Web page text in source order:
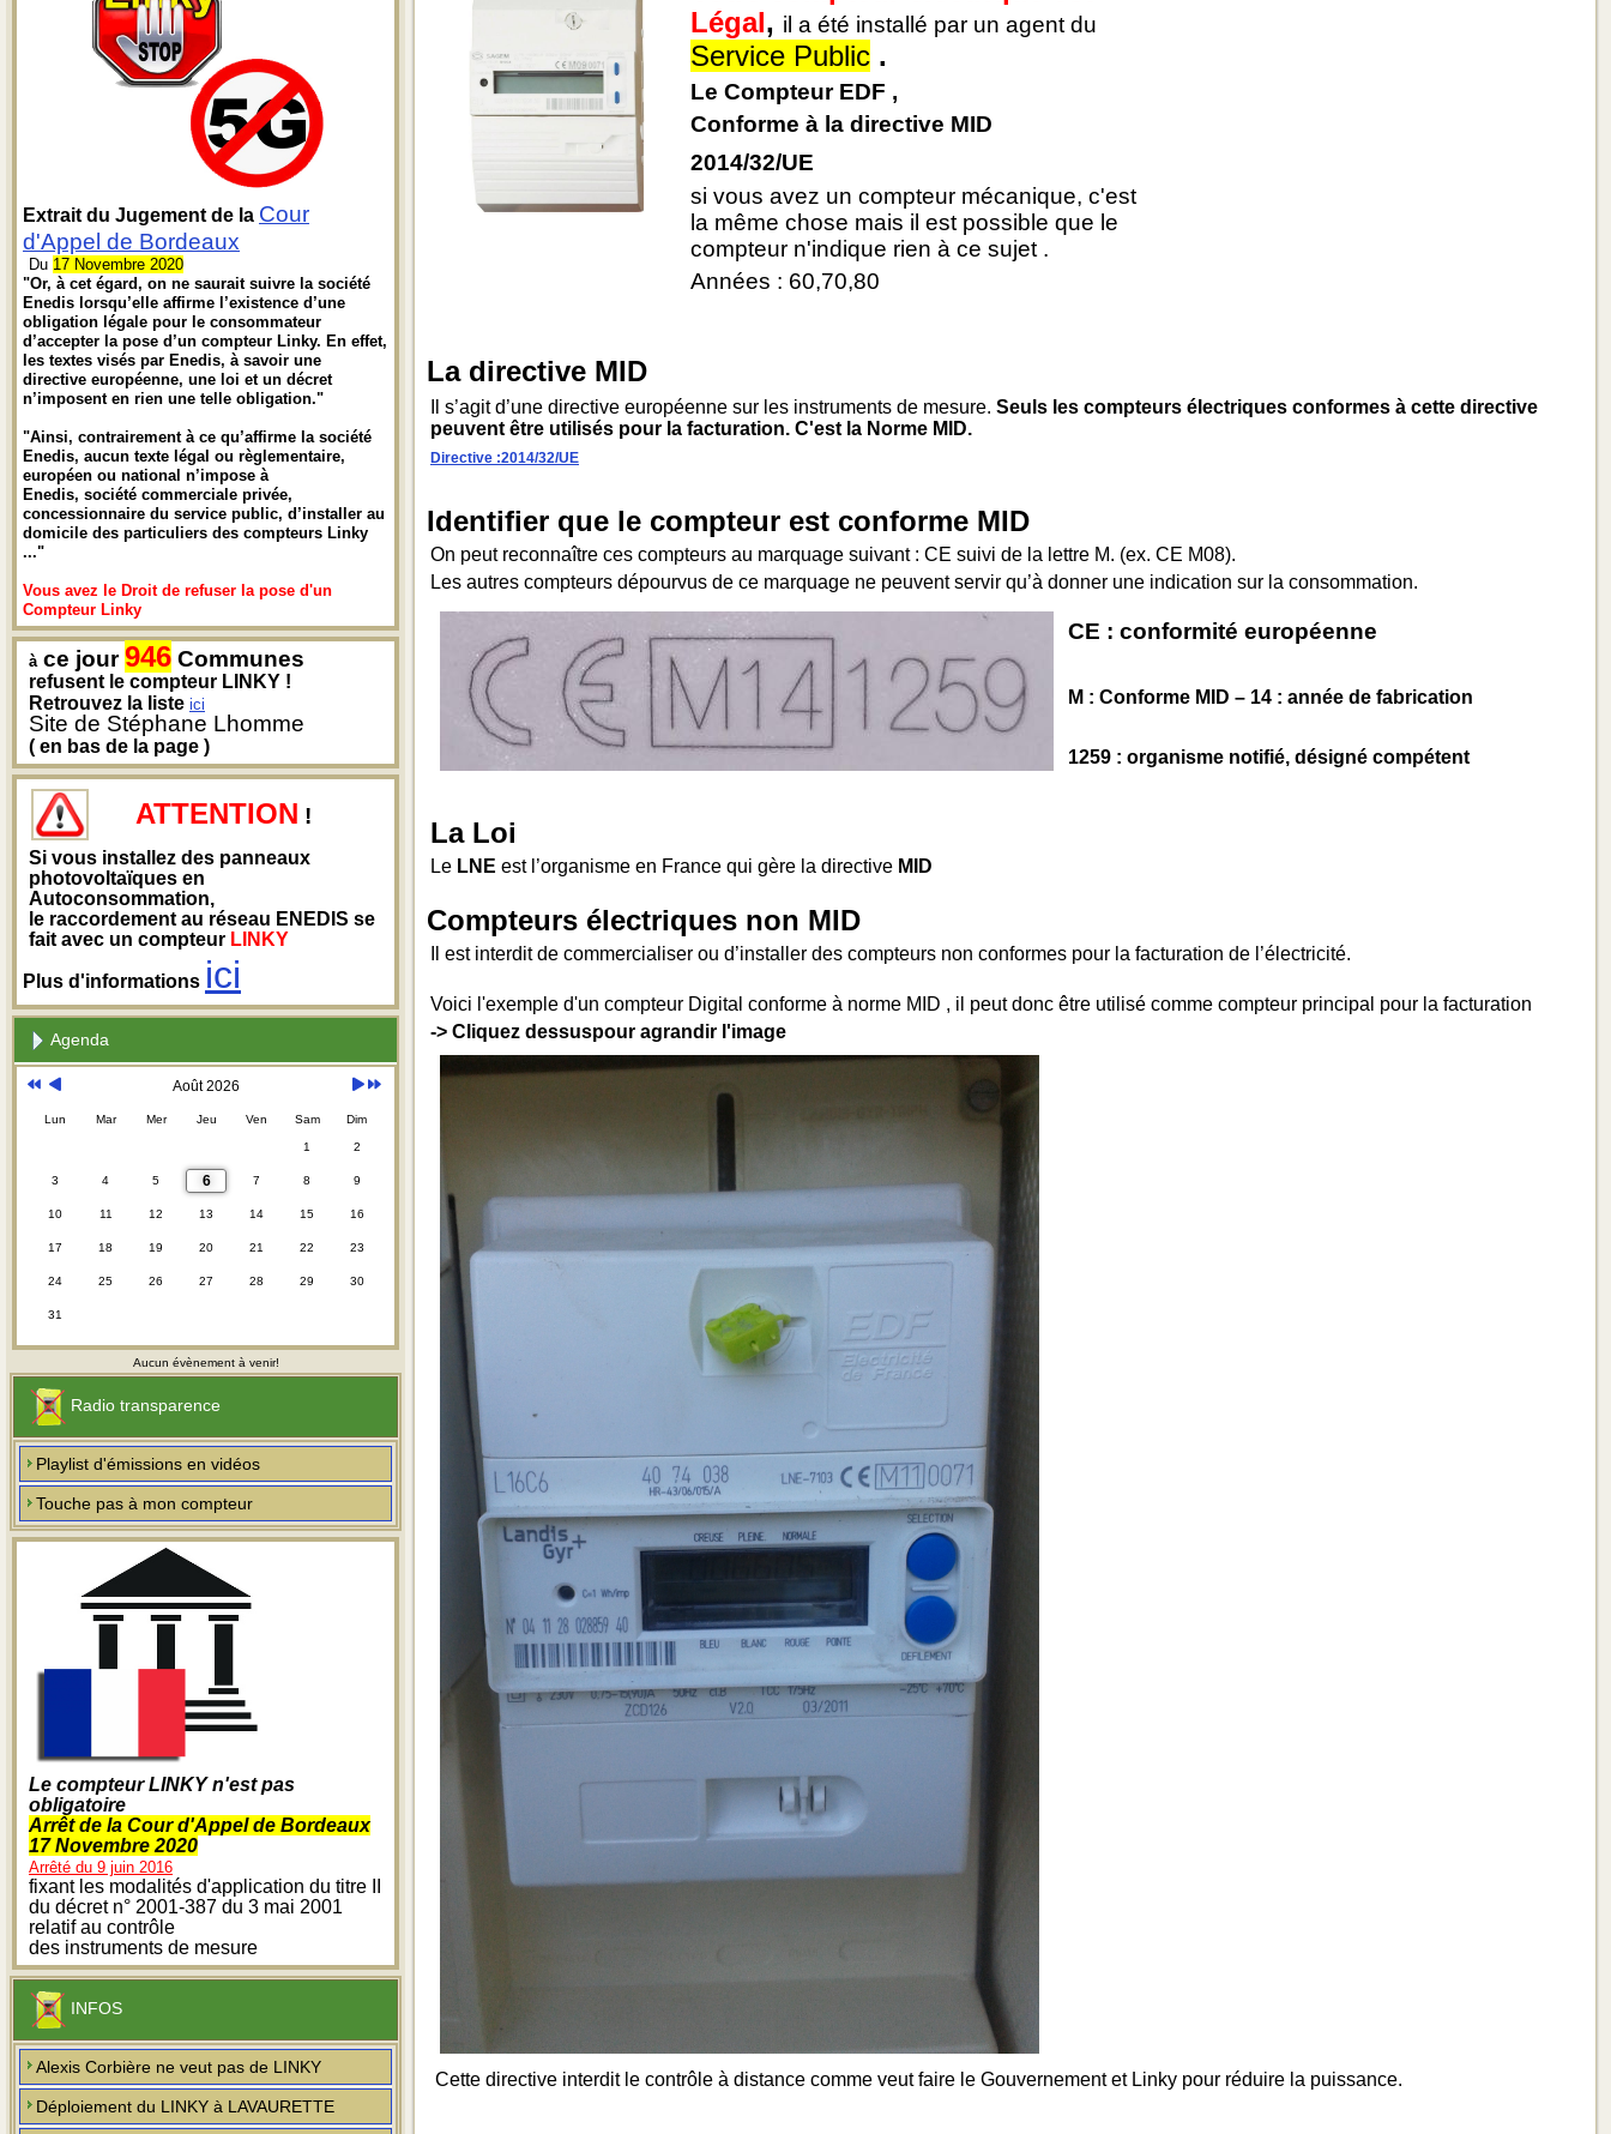
Extrait du Jugement de la Cour
d'Appel de Bordeaux
Du 17 Novembre 2020
"Or, à cet égard, on ne saurait suivre la société
Enedis lorsqu’elle affirme l’existence d’une
obligation légale pour le consommateur
d’accepter la pose d’un compteur Linky. En effet,
les textes visés par Enedis, à savoir une
directive européenne, une loi et un décret
n’imposent en rien une telle obligation."
"Ainsi, contrairement à ce qu’affirme la société
Enedis, aucun texte légal ou règlementaire,
européen ou national n’impose à
Enedis, société commerciale privée,
concessionnaire du service public, d’installer au
domicile des particuliers des compteurs Linky
..."
Vous avez le Droit de refuser la pose d'un
Compteur Linky
à ce jour946 Communes
refusent le compteur LINKY !
Retrouvez la liste ici
Site de Stéphane Lhomme
( en bas de la page )
ATTENTION !
Si vous installez des panneaux
photovoltaïques en
Autoconsommation,
le raccordement au réseau ENEDIS se
fait avec un compteur LINKY
Plus d'informations ici
Agenda
Août 2026
Lun Mar Mer Jeu Ven Sam Dim
1 2
3 4 5 6 7 8 9
10 11 12 13 14 15 16
17 18 19 20 21 22 23
24 25 26 27 28 29 30
31
Aucun évènement à venir!
Radio transparence
Playlist d'émissions en vidéos
Touche pas à mon compteur
Le compteur LINKY n'est pas
obligatoire
Arrêt de la Cour d'Appel de Bordeaux
17 Novembre 2020
Arrêté du 9 juin 2016
fixant les modalités d'application du titre II
du décret n° 2001-387 du 3 mai 2001
relatif au contrôle
des instruments de mesure
INFOS
Alexis Corbière ne veut pas de LINKY
Déploiement du LINKY à LAVAURETTE
Légal, il a été installé par un agent du
Service Public .
Le Compteur EDF ,
Conforme à la directive MID
2014/32/UE
si vous avez un compteur mécanique, c'est
la même chose mais il est possible que le
compteur n'indique rien à ce sujet .
Années : 60,70,80
La directive MID
Il s’agit d’une directive européenne sur les instruments de mesure. Seuls les compteurs électriques conformes à cette directive
peuvent être utilisés pour la facturation. C'est la Norme MID.
Directive :2014/32/UE
Identifier que le compteur est conforme MID
On peut reconnaître ces compteurs au marquage suivant : CE suivi de la lettre M. (ex. CE M08).
Les autres compteurs dépourvus de ce marquage ne peuvent servir qu’à donner une indication sur la consommation.
CE : conformité européenne
M : Conforme MID – 14 : année de fabrication
1259 : organisme notifié, désigné compétent
La Loi
Le LNE est l’organisme en France qui gère la directive MID
Compteurs électriques non MID
Il est interdit de commercialiser ou d’installer des compteurs non conformes pour la facturation de l’électricité.
Voici l'exemple d'un compteur Digital conforme à norme MID , il peut donc être utilisé comme compteur principal pour la facturation
-> Cliquez dessuspour agrandir l'image
Cette directive interdit le contrôle à distance comme veut faire le Gouvernement et Linky pour réduire la puissance.